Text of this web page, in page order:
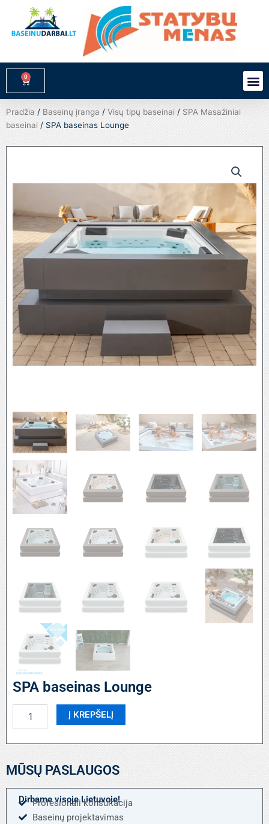
turinio
0
Cart
Pradžia / Baseinų įranga / Visų tipų baseinai / SPA Masažiniai
baseinai / SPA baseinas Lounge
SPA baseinas Lounge
kiekis:
baseinas
Į KREPŠELĮ
MŪSŲ PASLAUGOS
Dirbame visoje Lietuvoje!
Profesionali konsultacija
Baseinų projektavimas